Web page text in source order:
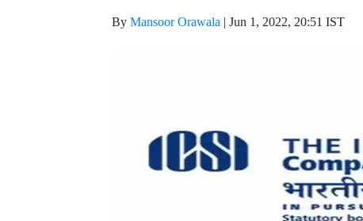
By Mansoor Orawala | Jun 1, 2022, 20:51 IST